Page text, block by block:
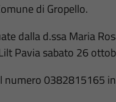
di Gropello.
dalla d.ssa Maria
Pavia sabato 26
numero 0382815165